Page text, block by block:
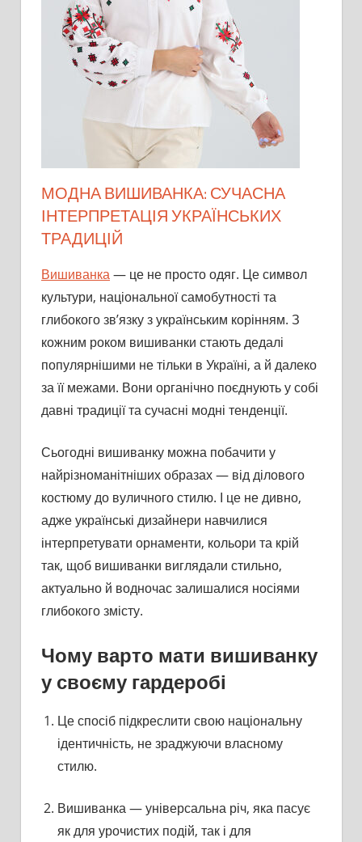
МОДНА ВИШИВАНКА: СУЧАСНА
ІНТЕРПРЕТАЦІЯ УКРАЇНСЬКИХ
ТРАДИЦІЙ
Вишиванка— це не просто одяг. Це символ
культури, національної самобутності та
глибокого зв’язку з українським корінням. З
кожним роком вишиванки стають дедалі
популярнішими не тільки в Україні, а й далеко
за її межами. Вони органічно поєднують у собі
давні традиції та сучасні модні тенденції.
Сьогодні вишиванку можна побачити у
найрізноманітніших образах — від ділового
костюму до вуличного стилю. І це не дивно,
адже українські дизайнери навчилися
інтерпретувати орнаменти, кольори та крій
так, щоб вишиванки виглядали стильно,
актуально й водночас залишалися носіями
глибокого змісту.
Чому варто мати вишиванку
у своєму гардеробі
Це спосіб підкреслити свою національну
ідентичність, не зраджуючи власному
стилю.
Вишиванка — універсальна річ, яка пасує
як для урочистих подій, так і для